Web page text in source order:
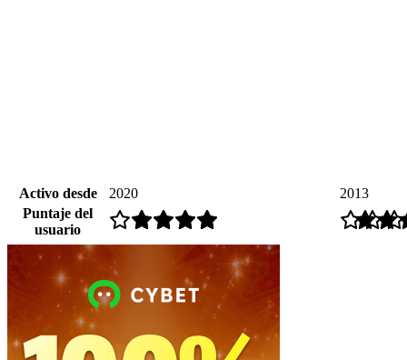
Activo desde 2020
2013
Puntaje del
usuario